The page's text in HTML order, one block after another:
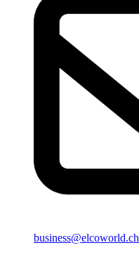
business@elcoworld.ch